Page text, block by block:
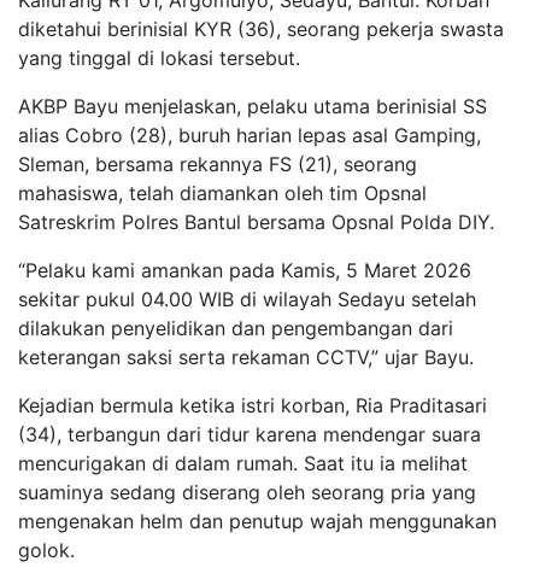
diketahui berinisial KYR (36), seorang pekerja swasta
yang tinggal di lokasi tersebut.
AKBP Bayu menjelaskan, pelaku utama berinisial SS
alias Cobro (28), buruh harian lepas asal Gamping,
Sleman, bersama rekannya FS (21), seorang
mahasiswa, telah diamankan oleh tim Opsnal
Satreskrim Polres Bantul bersama Opsnal Polda DIY.
“Pelaku kami amankan pada Kamis, 5 Maret 2026
sekitar pukul 04.00 WIB di wilayah Sedayu setelah
dilakukan penyelidikan dan pengembangan dari
keterangan saksi serta rekaman CCTV,” ujar Bayu.
Kejadian bermula ketika istri korban, Ria Praditasari
(34), terbangun dari tidur karena mendengar suara
mencurigakan di dalam rumah. Saat itu ia melihat
suaminya sedang diserang oleh seorang pria yang
mengenakan helm dan penutup wajah menggunakan
golok.